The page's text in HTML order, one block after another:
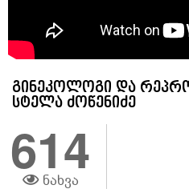
გინეკოლოგი და
სტელა ძოწენიძე
614
ნახვა